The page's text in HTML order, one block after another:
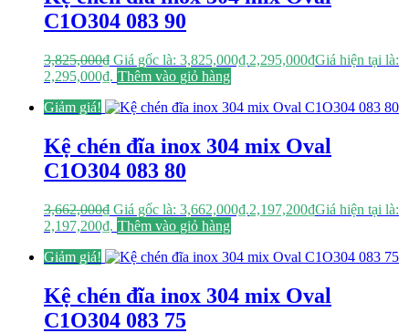
C1O304 083 90
3,825,000₫ Giá gốc là: 3,825,000₫.2,295,000₫Giá hiện tại là:
2,295,000₫. Thêm vào giỏ hàng
Giảm giá!
Kệ chén đĩa inox 304 mix Oval
C1O304 083 80
3,662,000₫ Giá gốc là: 3,662,000₫.2,197,200₫Giá hiện tại là:
2,197,200₫. Thêm vào giỏ hàng
Giảm giá!
Kệ chén đĩa inox 304 mix Oval
C1O304 083 75